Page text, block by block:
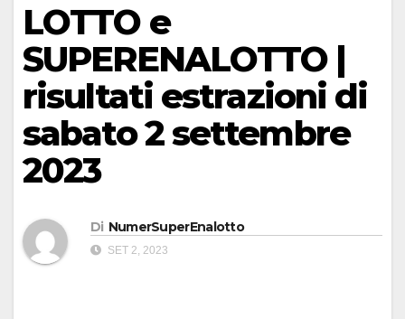
LOTTO e
SUPERENALOTTO |
risultati estrazioni di
sabato 2 settembre
2023
Di NumerSuperEnalotto
SET 2, 2023